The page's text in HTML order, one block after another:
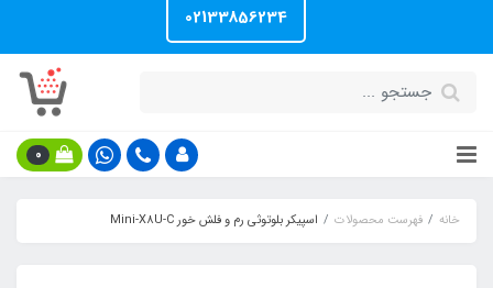
02133856234
0
خانه فهرست محصولات اسپیکر بلوتوثی رم و فلش خور Mini-X8U-C